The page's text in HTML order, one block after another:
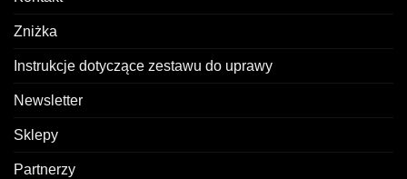
Zniżka
Instrukcje dotyczące zestawu do uprawy
Newsletter
Sklepy
Partnerzy